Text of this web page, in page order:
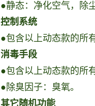
●静态：净化空气，除
控制系统
●包含以上动态款的所
消毒手段
●包含以上动态款的所
●除臭因子：臭氧。
其它随机功能